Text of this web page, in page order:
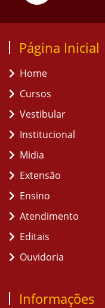
Página Inicial
Home
Cursos
Vestibular
Institucional
Midia
Extensão
Ensino
Atendimento
Editais
Ouvidoria
Informações